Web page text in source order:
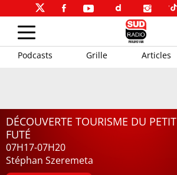
Podcasts Grille Articles
DÉCOUVERTE TOURISME DU PETIT
FUTÉ
07H17-07H20
Stéphan Szeremeta